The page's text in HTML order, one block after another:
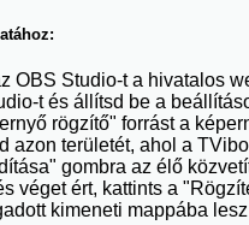
OBS Studio-t a hivatalos
t és állítsd be a
rögzítő" forrást a
azon területét, ahol a
gombra az élő
véget ért, kattints a
kimeneti mappába